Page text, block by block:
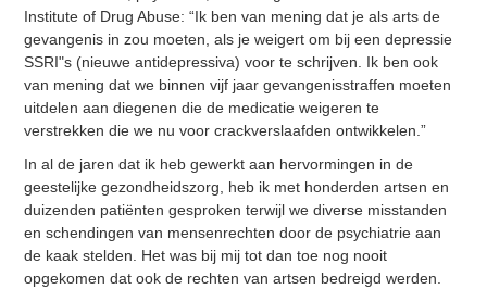
Institute of Drug Abuse: “Ik ben van mening dat je als arts de
gevangenis in zou moeten, als je weigert om bij een depressie
SSRI"s (nieuwe antidepressiva) voor te schrijven. Ik ben ook
van mening dat we binnen vijf jaar gevangenisstraffen moeten
uitdelen aan diegenen die de medicatie weigeren te
verstrekken die we nu voor crackverslaafden ontwikkelen.”
In al de jaren dat ik heb gewerkt aan hervormingen in de
geestelijke gezondheidszorg, heb ik met honderden artsen en
duizenden patiënten gesproken terwijl we diverse misstanden
en schendingen van mensenrechten door de psychiatrie aan
de kaak stelden. Het was bij mij tot dan toe nog nooit
opgekomen dat ook de rechten van artsen bedreigd werden.